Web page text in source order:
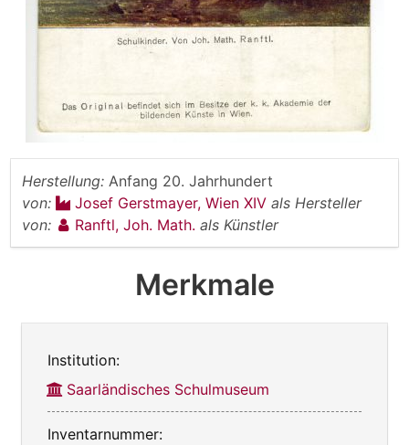
Herstellung: Anfang 20. Jahrhundert
von:
Josef Gerstmayer, Wien XIV als Hersteller
von:
Ranftl, Joh. Math. als Künstler
Merkmale
Institution:
Saarländisches Schulmuseum
Inventarnummer: